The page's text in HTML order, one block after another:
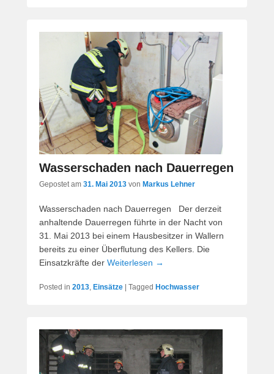
Wasserschaden nach Dauerregen
Gepostet am 31. Mai 2013 von Markus Lehner
Wasserschaden nach Dauerregen Der derzeit
anhaltende Dauerregen führte in der Nacht von
31. Mai 2013 bei einem Hausbesitzer in Wallern
bereits zu einer Überflutung des Kellers. Die
Einsatzkräfte der Weiterlesen →
Posted in 2013, Einsätze | Tagged Hochwasser